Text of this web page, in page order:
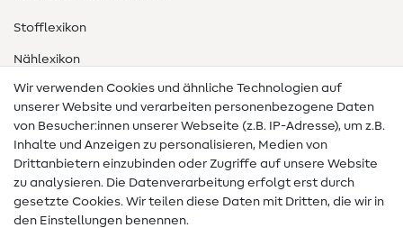
Stofflexikon
Nählexikon
Nähanleitungen
Hilfe & Kontakt
Kontakt
Infos zum Betreiberwechsel
Wir verwenden Cookies und ähnliche Technologien auf
unserer Website und verarbeiten personenbezogene Daten
von Besucher:innen unserer Webseite (z.B. IP-Adresse), um z.B.
Inhalte und Anzeigen zu personalisieren, Medien von
Drittanbietern einzubinden oder Zugriffe auf unsere Website
zu analysieren. Die Datenverarbeitung erfolgt erst durch
gesetzte Cookies. Wir teilen diese Daten mit Dritten, die wir in
den Einstellungen benennen.